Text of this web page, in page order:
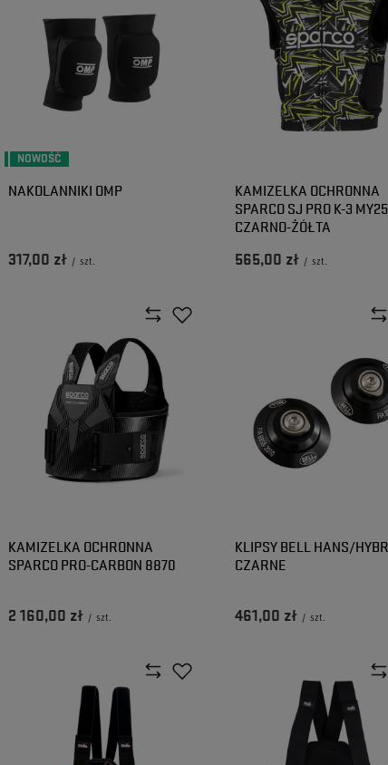
NOWOŚĆ
NAKOLANNIKI OMP
317,00 zł / szt.
KAMIZELKA OCHRONNA
SPARCO SJ PRO K-3 MY25
CZARNO-ŻÓŁTA
565,00 zł / szt.
KAMIZELKA OCHRONNA
SPARCO PRO-CARBON 8870
2 160,00 zł / szt.
KLIPSY BELL HANS/
CZARNE
461,00 zł / szt.